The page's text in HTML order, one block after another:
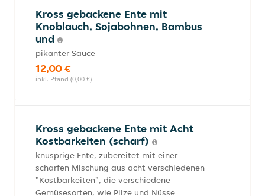
Kross gebackene Ente mit
Knoblauch, Sojabohnen, Bambus
und
pikanter Sauce
12,00 €
inkl. Pfand (0,00 €)
Kross gebackene Ente mit Acht
Kostbarkeiten (scharf)
knusprige Ente, zubereitet mit einer
scharfen Mischung aus acht verschiedenen
"Kostbarkeiten", die verschiedene
Gemüsesorten, wie Pilze und Nüsse